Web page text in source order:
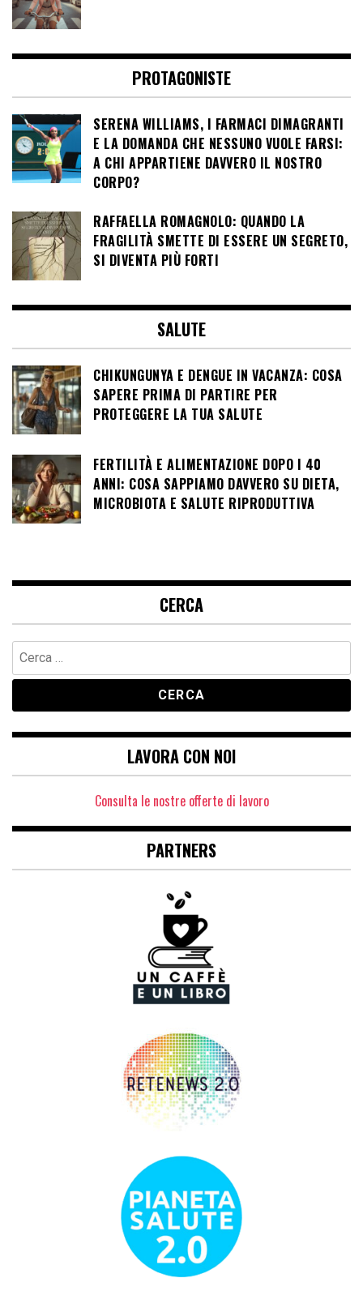
PROTAGONISTE
SERENA WILLIAMS, I FARMACI DIMAGRANTI
E LA DOMANDA CHE NESSUNO VUOLE FARSI:
A CHI APPARTIENE DAVVERO IL NOSTRO
CORPO?
RAFFAELLA ROMAGNOLO: QUANDO LA
FRAGILITÀ SMETTE DI ESSERE UN SEGRETO,
SI DIVENTA PIÙ FORTI
SALUTE
CHIKUNGUNYA E DENGUE IN VACANZA: COSA
SAPERE PRIMA DI PARTIRE PER
PROTEGGERE LA TUA SALUTE
FERTILITÀ E ALIMENTAZIONE DOPO I 40
ANNI: COSA SAPPIAMO DAVVERO SU DIETA,
MICROBIOTA E SALUTE RIPRODUTTIVA
CERCA
Ricerca
per:
LAVORA CON NOI
Consulta le nostre offerte di lavoro
PARTNERS